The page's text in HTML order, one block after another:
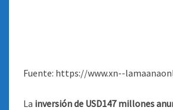
Fuente: https://www.xn--
La inversión de USD147 millones